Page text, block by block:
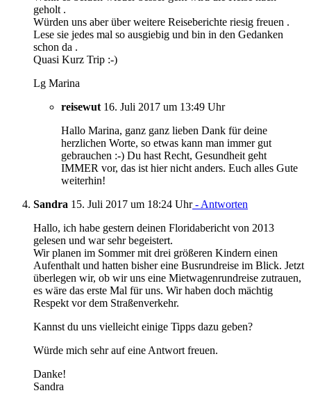
geholt .
Würden uns aber über weitere Reiseberichte riesig freuen .
Lese sie jedes mal so ausgiebig und bin in den Gedanken
schon da .
Quasi Kurz Trip :-)
Lg Marina
reisewut 16. Juli 2017 um 13:49 Uhr
Hallo Marina, ganz ganz lieben Dank für deine
herzlichen Worte, so etwas kann man immer gut
gebrauchen :-) Du hast Recht, Gesundheit geht
IMMER vor, das ist hier nicht anders. Euch alles Gute
weiterhin!
Sandra 15. Juli 2017 um 18:24 Uhr- Antworten
Hallo, ich habe gestern deinen Floridabericht von 2013
gelesen und war sehr begeistert.
Wir planen im Sommer mit drei größeren Kindern einen
Aufenthalt und hatten bisher eine Busrundreise im Blick. Jetzt
überlegen wir, ob wir uns eine Mietwagenrundreise zutrauen,
es wäre das erste Mal für uns. Wir haben doch mächtig
Respekt vor dem Straßenverkehr.
Kannst du uns vielleicht einige Tipps dazu geben?
Würde mich sehr auf eine Antwort freuen.
Danke!
Sandra